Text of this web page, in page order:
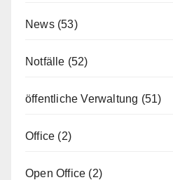
News(53)
Notfälle (52)
öffentliche Verwaltung (51)
Office (2)
Open Office (2)